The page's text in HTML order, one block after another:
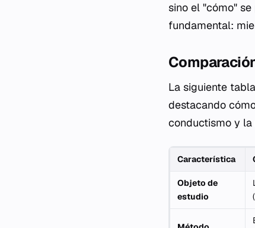
sino el "cómo"
fundamental:
La siguiente
destacando
conductismo y la
Característica
Objeto de
estudio